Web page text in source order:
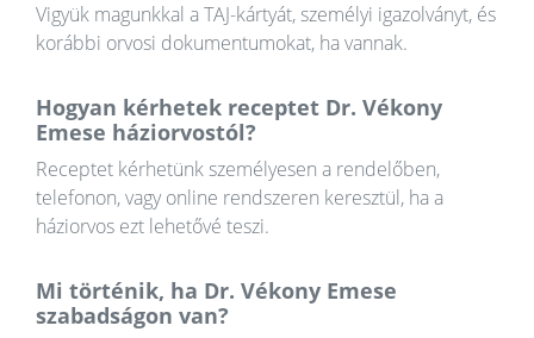
Vigyük magunkkal a TAJ-kártyát, személyi igazolványt, és
korábbi orvosi dokumentumokat, ha vannak.
Hogyan kérhetek receptet Dr. Vékony
Emese háziorvostól?
Receptet kérhetünk személyesen a rendelőben,
telefonon, vagy online rendszeren keresztül, ha a
háziorvos ezt lehetővé teszi.
Mi történik, ha Dr. Vékony Emese
szabadságon van?